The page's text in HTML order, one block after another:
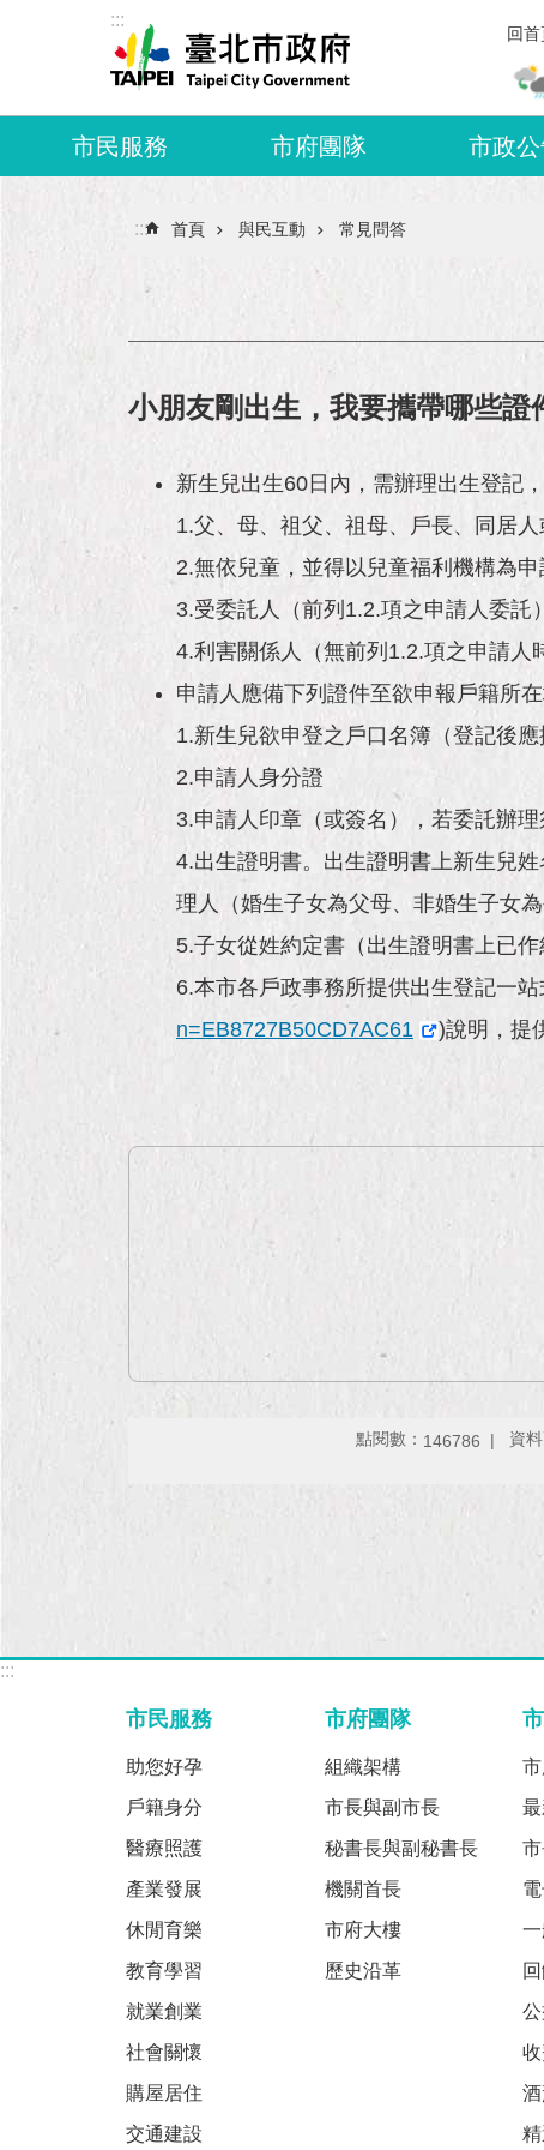
跳到主要內容區塊
:::
回首
市民服務 市府團隊 市政
::: 首頁 與民互動 常見問答
小朋友剛出生，我要攜帶哪些證
新生兒出生60日內，需辦理出生登記
1.父、母、祖父、祖母、戶長、同居人
2.無依兒童，並得以兒童福利機構為申
3.受委託人（前列1.2.項之申請人委託）
4.利害關係人（無前列1.2.項之申請人
申請人應備下列證件至欲申報戶籍所
1.新生兒欲申登之戶口名簿（登記後
2.申請人身分證
3.申請人印章（或簽名），若委託辦
4.出生證明書。出生證明書上新生兒
理人（婚生子女為父母、非婚生子女
5.子女從姓約定書（出生證明書上已作
6.本市各戶政事務所提供出生登記一
n=EB8727B50CD7AC61
)說明，提
點閱數： 146786 資
:::
市民服務
助您好孕
戶籍身分
醫療照護
產業發展
休閒育樂
教育學習
就業創業
社會關懷
購屋居住
交通建設
市府團隊
組織架構
市長與副市長
秘書長與副秘書長
機關首長
市府大樓
歷史沿革